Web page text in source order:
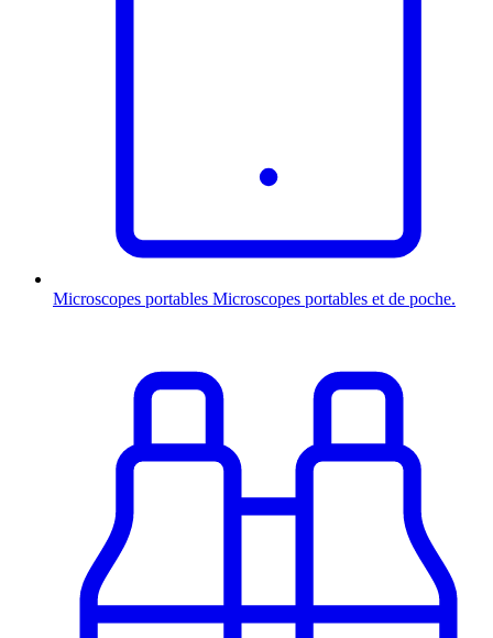
Microscopes portables Microscopes portables et de poche.